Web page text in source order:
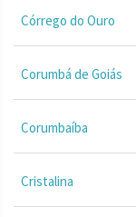
Córrego do Ouro
Corumbá de Goiás
Corumbaíba
Cristalina